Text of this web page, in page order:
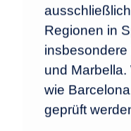
Regionen in
insbesondere
und Marbella.
wie
geprüft